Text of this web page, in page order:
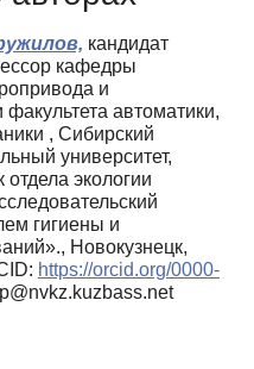
кандидат
кафедры
и
автоматики,
, Сибирский
университет,
экологии
гигиены и
Новокузнецк,
https://orcid.org/0000-